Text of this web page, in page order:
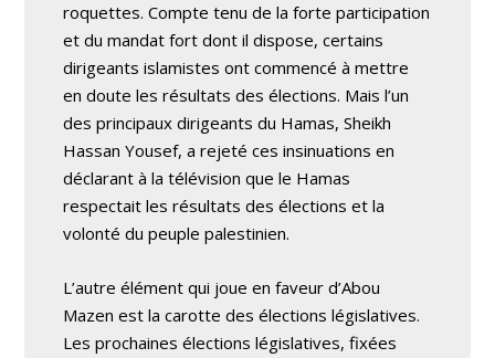
roquettes. Compte tenu de la forte participation
et du mandat fort dont il dispose, certains
dirigeants islamistes ont commencé à mettre
en doute les résultats des élections. Mais l’un
des principaux dirigeants du Hamas, Sheikh
Hassan Yousef, a rejeté ces insinuations en
déclarant à la télévision que le Hamas
respectait les résultats des élections et la
volonté du peuple palestinien.
L’autre élément qui joue en faveur d’Abou
Mazen est la carotte des élections législatives.
Les prochaines élections législatives, fixées